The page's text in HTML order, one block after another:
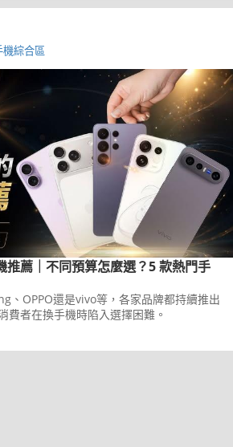
機綜合區
推薦｜不同預算怎麼選？5 款熱門手
、OPPO還是vivo等，各家品牌都持續推出
費者在換手機時陷入選擇困難。